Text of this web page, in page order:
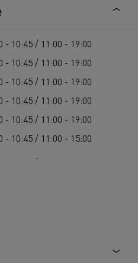
- 10:45 / 11:00 - 19:00
- 10:45 / 11:00 - 19:00
- 10:45 / 11:00 - 19:00
- 10:45 / 11:00 - 19:00
- 10:45 / 11:00 - 19:00
- 10:45 / 11:00 - 15:00
-